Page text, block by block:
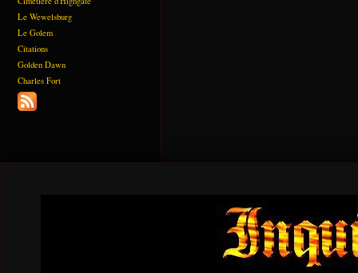
Le Wewelsburg
Le Golem
Citations
Golden Dawn
Charles Fort